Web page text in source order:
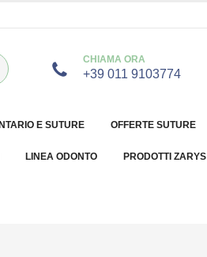
CHIAMA ORA
+39 011 9103774
E SUTURE OFFERTE SUTURE
LINEA ODONTO PRODOTTI ZARYS